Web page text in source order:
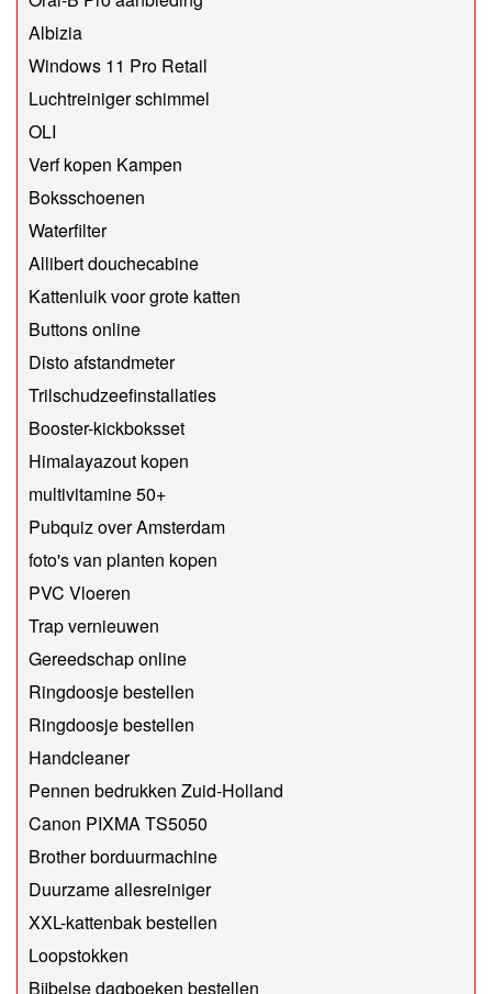
Albizia
Windows 11 Pro Retail
Luchtreiniger schimmel
OLI
Verf kopen Kampen
Boksschoenen
Waterfilter
Allibert douchecabine
Kattenluik voor grote katten
Buttons online
Disto afstandmeter
Trilschudzeefinstallaties
Booster-kickboksset
Himalayazout kopen
multivitamine 50+
Pubquiz over Amsterdam
foto's van planten kopen
PVC Vloeren
Trap vernieuwen
Gereedschap online
Ringdoosje bestellen
Ringdoosje bestellen
Handcleaner
Pennen bedrukken Zuid-Holland
Canon PIXMA TS5050
Brother borduurmachine
Duurzame allesreiniger
XXL-kattenbak bestellen
Loopstokken
Bijbelse dagboeken bestellen